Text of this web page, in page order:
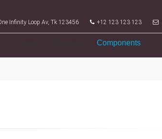
Infinity Loop Av, Tk 123456 +12 123 123 123
Components